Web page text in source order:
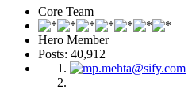
Core Team
Hero Member
Posts: 40,912